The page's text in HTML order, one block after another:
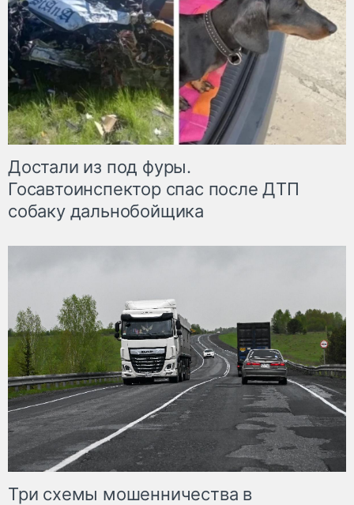
Достали из под фуры.
Госавтоинспектор спас после ДТП
собаку дальнобойщика
Три схемы мошенничества в